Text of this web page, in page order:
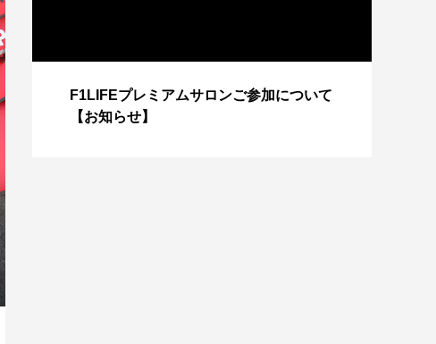
F1LIFEプレミアムサロンご参加について
【お知らせ】